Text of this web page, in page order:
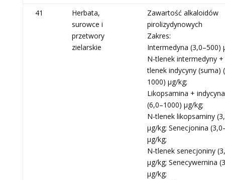
41
Herbata,
surowce i
przetwory
zielarskie
Zawartość alkaloidów
pirolizydynowych
Zakres:
Intermedyna (3,0–500)
N-tlenek intermedyny
tlenek indycyny (suma)
1000) μg/kg;
Likopsamina +
(6,0–1000) μg/kg;
N-tlenek likopsaminy
μg/kg; Senecjonina
μg/kg;
N-tlenek senecjoniny
μg/kg; Senecywernina
μg/kg;